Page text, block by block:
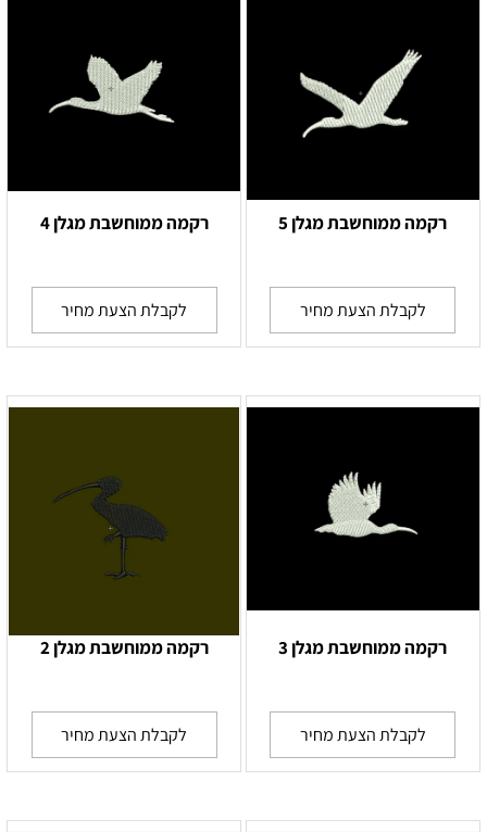
רקמה ממוחשבת מגלן 5
לקבלת הצעת מחיר
רקמה ממוחשבת מגלן 4
לקבלת הצעת מחיר
רקמה ממוחשבת מגלן 3
לקבלת הצעת מחיר
רקמה ממוחשבת מגלן 2
לקבלת הצעת מחיר